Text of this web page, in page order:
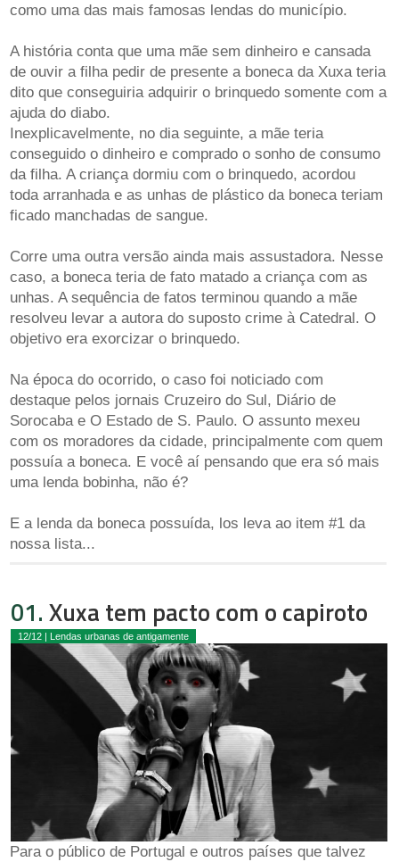
como uma das mais famosas lendas do município.
A história conta que uma mãe sem dinheiro e cansada
de ouvir a filha pedir de presente a boneca da Xuxa teria
dito que conseguiria adquirir o brinquedo somente com a
ajuda do diabo.
Inexplicavelmente, no dia seguinte, a mãe teria
conseguido o dinheiro e comprado o sonho de consumo
da filha. A criança dormiu com o brinquedo, acordou
toda arranhada e as unhas de plástico da boneca teriam
ficado manchadas de sangue.
Corre uma outra versão ainda mais assustadora. Nesse
caso, a boneca teria de fato matado a criança com as
unhas. A sequência de fatos terminou quando a mãe
resolveu levar a autora do suposto crime à Catedral. O
objetivo era exorcizar o brinquedo.
Na época do ocorrido, o caso foi noticiado com
destaque pelos jornais Cruzeiro do Sul, Diário de
Sorocaba e O Estado de S. Paulo. O assunto mexeu
com os moradores da cidade, principalmente com quem
possuía a boneca. E você aí pensando que era só mais
uma lenda bobinha, não é?
E a lenda da boneca possuída, los leva ao item #1 da
nossa lista...
01.Xuxa tem pacto com o capiroto
12/12 | Lendas urbanas de antigamente
Para o público de Portugal e outros países que talvez